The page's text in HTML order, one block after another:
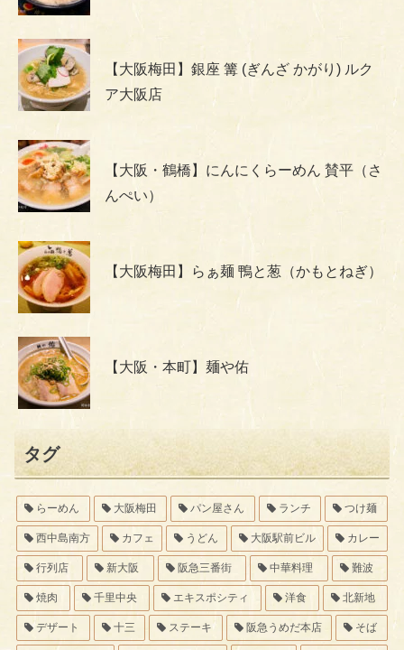
【大阪梅田】銀座 篝 (ぎんざ かがり) ルク
ア大阪店
【大阪・鶴橋】にんにくらーめん 賛平（さ
んぺい）
【大阪梅田】らぁ麺 鴨と葱（かもとねぎ）
【大阪・本町】麺や佑
タグ
らーめん 大阪梅田 パン屋さん ランチ つけ麺
西中島南方 カフェ うどん 大阪駅前ビル カレー
行列店 新大阪 阪急三番街 中華料理 難波
焼肉 千里中央 エキスポシティ 洋食 北新地
デザート 十三 ステーキ 阪急うめだ本店 そば